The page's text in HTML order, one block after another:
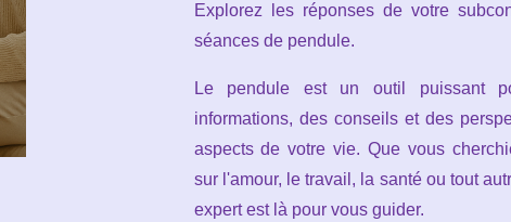
Explorez les réponses de votre
séances de pendule.
Le pendule est un outil puissant
informations, des conseils et des
aspects de votre vie. Que vous
sur l'amour, le travail, la santé ou tout
expert est là pour vous guider.